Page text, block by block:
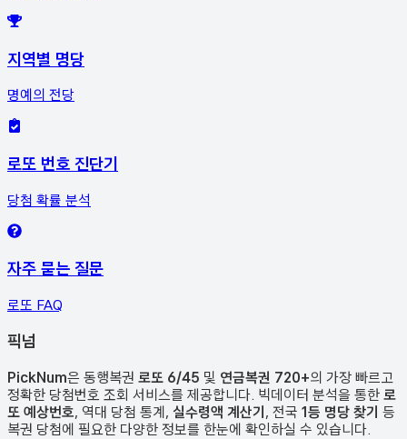
지역별 명당
명예의 전당
로또 번호 진단기
당첨 확률 분석
자주 묻는 질문
로또 FAQ
픽넘
PickNum은 동행복권 로또 6/45 및 연금복권 720+의 가장 빠르고
정확한 당첨번호 조회 서비스를 제공합니다. 빅데이터 분석을 통한 로
또 예상번호, 역대 당첨 통계, 실수령액 계산기, 전국 1등 명당 찾기 등
복권 당첨에 필요한 다양한 정보를 한눈에 확인하실 수 있습니다.